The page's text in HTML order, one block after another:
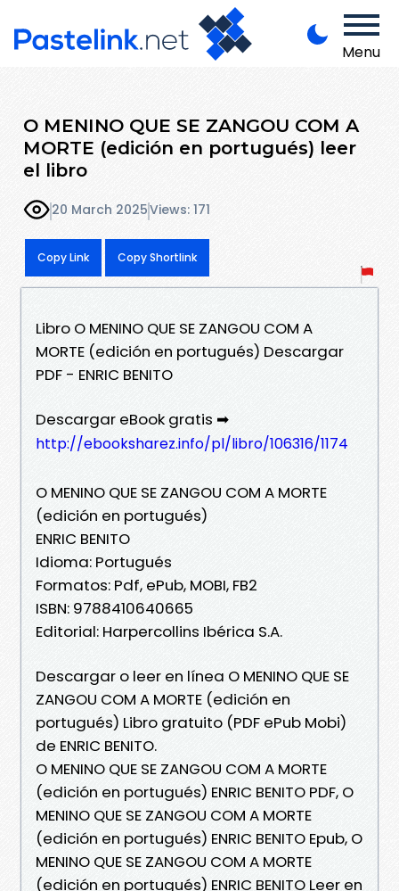
Menu
O MENINO QUE SE ZANGOU COM A
MORTE (edición en portugués) leer
el libro
20 March 2025Views: 171
Copy Link Copy Shortlink
Libro O MENINO QUE SE ZANGOU COM A
MORTE (edición en portugués) Descargar
PDF - ENRIC BENITO
Descargar eBook gratis ➡
http://ebooksharez.info/pl/libro/106316/1174
O MENINO QUE SE ZANGOU COM A MORTE
(edición en portugués)
ENRIC BENITO
Idioma: Portugués
Formatos: Pdf, ePub, MOBI, FB2
ISBN: 9788410640665
Editorial: Harpercollins Ibérica S.A.
Descargar o leer en línea O MENINO QUE SE
ZANGOU COM A MORTE (edición en
portugués) Libro gratuito (PDF ePub Mobi)
de ENRIC BENITO.
O MENINO QUE SE ZANGOU COM A MORTE
(edición en portugués) ENRIC BENITO PDF, O
MENINO QUE SE ZANGOU COM A MORTE
(edición en portugués) ENRIC BENITO Epub, O
MENINO QUE SE ZANGOU COM A MORTE
(edición en portugués) ENRIC BENITO Leer en